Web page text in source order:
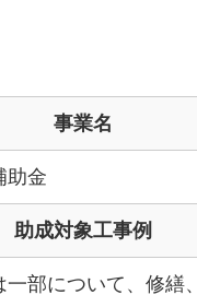
事業名
助金
助成対象工事例
部について、修繕